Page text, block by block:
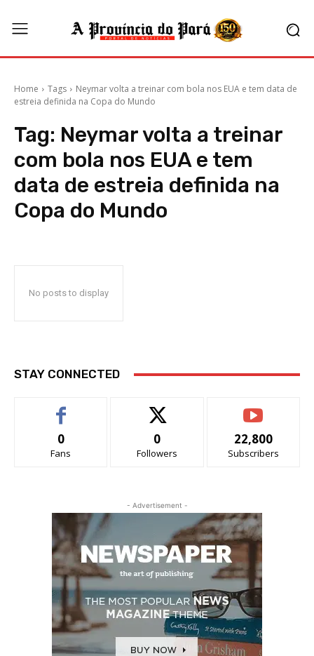
Home Tags
Neymar volta a treinar com bola nos EUA e tem data de
estreia definida na Copa do Mundo
Tag: Neymar volta a treinar
com bola nos EUA e tem
data de estreia definida na
Copa do Mundo
No posts to display
STAY CONNECTED
0
Fans
0
Followers
22,800
Subscribers
- Advertisement -